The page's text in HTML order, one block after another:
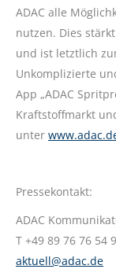
ADAC alle
nutzen. Dies
und ist letztlich
Unkomplizierte
App „ADAC
Kraftstoffmarkt
unter
Pressekontakt:
ADAC
T +49 89 76 76 54
aktuell@adac.de